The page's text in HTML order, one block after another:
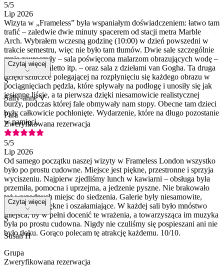
5/5
Lip 2026
Wizyta w „Frameless” była wspaniałym doświadczeniem: łatwo tam
trafić – zaledwie dwie minuty spacerem od stacji metra Marble
Arch. Wybrałem wczesną godzinę (10:00) w dzień powszedni w
trakcie semestru, więc nie było tam tłumów. Dwie sale szczególnie
mnie zauroczyły – sala poświęcona malarzom obrazujących wodę –
van Rijn, Canaletto itp. – oraz sala z dziełami van Gogha. Ta druga
dzięki sztuczce polegającej na rozpłynięciu się każdego obrazu w
pociągnięciach pędzla, które spływały na podłogę i unosiły się jak
jesienne liście, a ta pierwsza dzięki niesamowicie realistycznej
burzy, podczas której fale obmywały nam stopy. Obecne tam dzieci
były całkowicie pochłonięte. Wydarzenie, które na długo pozostanie
w pamięci,
Czytaj więcej
S
Sally-anne V
Para
Zweryfikowana rezerwacja
5/5
Lip 2026
Od samego początku naszej wizyty w Frameless London wszystko
było po prostu cudowne. Miejsce jest piękne, przestronne i sprzyja
wyciszeniu. Najpierw zjedliśmy lunch w kawiarni – obsługa była
przemiła, pomocna i uprzejma, a jedzenie pyszne. Nie brakowało
też wygodnych miejsc do siedzenia. Galerie były niesamowite,
wciągające, piękne i oszałamiające. W każdej sali było mnóstwo
miejsca, by w pełni docenić te wrażenia, a towarzysząca im muzyka
była po prostu cudowna. Nigdy nie czuliśmy się pospieszani ani nie
było tłoku. Gorąco polecam tę atrakcję każdemu. 10/10.
Czytaj więcej
S
Susan H
Grupa
Zweryfikowana rezerwacja